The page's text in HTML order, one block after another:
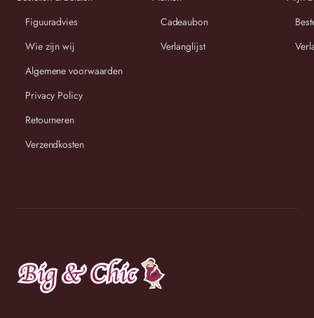
Wij streven ernaar om binnen 2-3 werkdagen uw bestelling
te versturen.
Figuuradvies
Wie zijn wij
Algemene voorwaarden
Privacy Policy
Retourneren
Verzendkosten
Cadeaubon
Verlanglijst